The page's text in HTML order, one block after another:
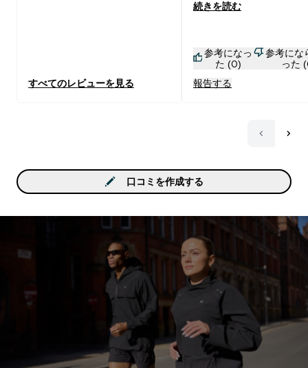
すべてのレビューを見る
家族の背中マッサージで
すると、足がピンと天に
て立つので、そこからエ
クリングをしたりできま
続きを読む
参考になっ
た (0)
参考にな
った
報告する
口コミを作成する